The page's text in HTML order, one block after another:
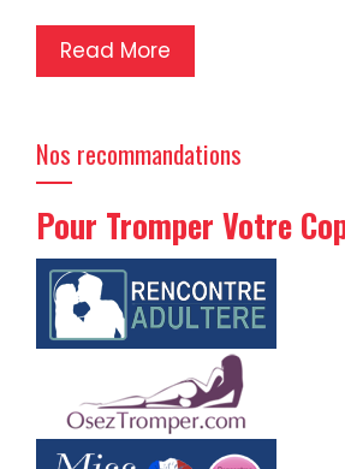
Read More
Nos recommandations
Pour Tromper Votre